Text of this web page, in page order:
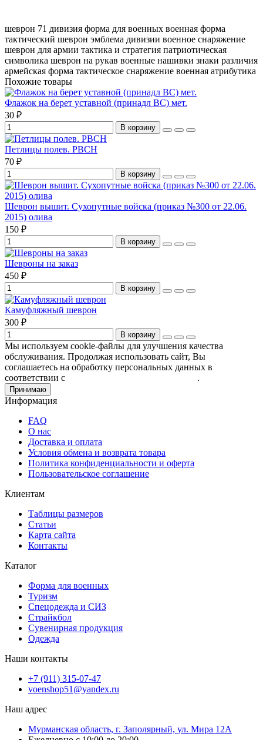
шеврон 71 дивизия форма для военных военная форма
тактический шеврон эмблема дивизии военное снаряжение
шеврон для армии тактика и стратегия патриотическая
символика шеврон на рукав военные нашивки знаки различия
армейская форма тактическое снаряжение военная атрибутика
Похожие товары
Флажок на берет уставной (принадл ВС) мет.
30 ₽
В корзину
Петлицы полев. РВСН
70 ₽
В корзину
Шеврон вышит. Сухопутные войска (приказ №300 от 22.06.
2015) олива
150 ₽
В корзину
Шевроны на заказ
450 ₽
В корзину
Камуфляжный шеврон
300 ₽
В корзину
Мы используем cookie-файлы для улучшения качества
обслуживания. Продолжая использовать сайт, Вы
соглашаетесь на обработку персональных данных в
соответствии с
.
Принимаю
Информация
FAQ
О нас
Доставка и оплата
Условия обмена и возврата товара
Политика конфиденциальности и оферта
Пользовательское соглашение
Клиентам
Таблицы размеров
Статьи
Карта сайта
Контакты
Каталог
Форма для военных
Туризм
Спецодежда и СИЗ
Страйкбол
Сувенирная продукция
Одежда
Наши контакты
+7 (911) 315-07-47
voenshop51@yandex.ru
Наш адрес
Мурманская область, г. Заполярный, ул. Мира 12А